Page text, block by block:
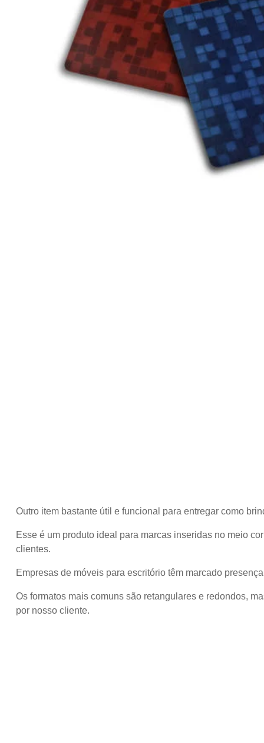
Outro item bastante útil e funcional para entregar como
Esse é um produto ideal para marcas inseridas no meio
clientes.
Empresas de móveis para escritório têm marcado
Os formatos mais comuns são retangulares e redondos,
por nosso cliente.